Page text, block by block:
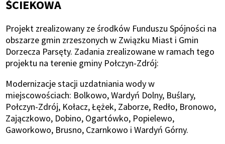
ŚCIEKOWA
Projekt zrealizowany ze środków Funduszu Spójności na
obszarze gmin zrzeszonych w Związku Miast i Gmin
Dorzecza Parsęty. Zadania zrealizowane w ramach tego
projektu na terenie gminy Połczyn-Zdrój:
Modernizacje stacji uzdatniania wody w
miejscowościach: Bolkowo, Wardyń Dolny, Buślary,
Połczyn-Zdrój, Kołacz, Łężek, Zaborze, Redło, Bronowo,
Zajączkowo, Dobino, Ogartówko, Popielewo,
Gaworkowo, Brusno, Czarnkowo i Wardyń Górny.